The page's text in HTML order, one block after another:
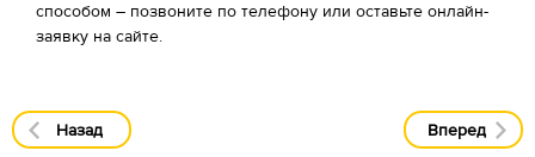
способом – позвоните по телефону или оставьте онлайн-
заявку на сайте.
Назад Вперед